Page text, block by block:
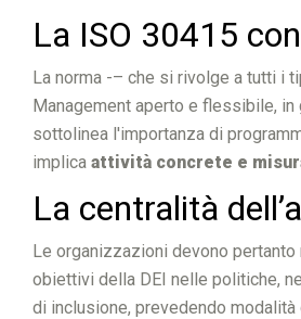
La ISO 30415
La norma -– che si rivolge a tutti i
Management aperto e flessibile,
sottolinea l'importanza di
implica attività concrete e
La centralità
Le organizzazioni devono pertanto
obiettivi della DEI nelle politiche,
di inclusione, prevedendo